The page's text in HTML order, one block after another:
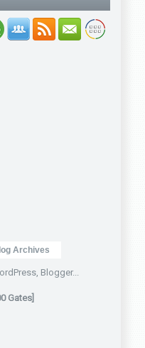
Archives
Gates]